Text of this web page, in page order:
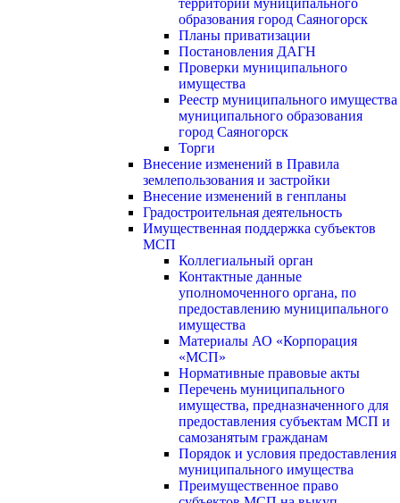
территории муниципального
образования город Саяногорск
Планы приватизации
Постановления ДАГН
Проверки муниципального
имущества
Реестр муниципального имущества
муниципального образования
город Саяногорск
Торги
Внесение изменений в Правила
землепользования и застройки
Внесение изменений в генпланы
Градостроительная деятельность
Имущественная поддержка субъектов
МСП
Коллегиальный орган
Контактные данные
уполномоченного органа, по
предоставлению муниципального
имущества
Материалы АО «Корпорация
«МСП»
Нормативные правовые акты
Перечень муниципального
имущества, предназначенного для
предоставления субъектам МСП и
самозанятым гражданам
Порядок и условия предоставления
муниципального имущества
Преимущественное право